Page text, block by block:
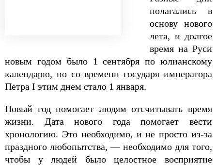
полагались в
основу нового
лета, и долгое
время на Руси
новым годом было 1 сентября по юлианскому
календарю, но со времени государя императора
Петра I этим днем стало 1 января.
Новый год помогает людям отсчитывать время
жизни. Дата нового года помогает вести
хронологию. Это необходимо, и не просто из-за
праздного любопытства, — необходимо для того,
чтобы у людей было целостное восприятие